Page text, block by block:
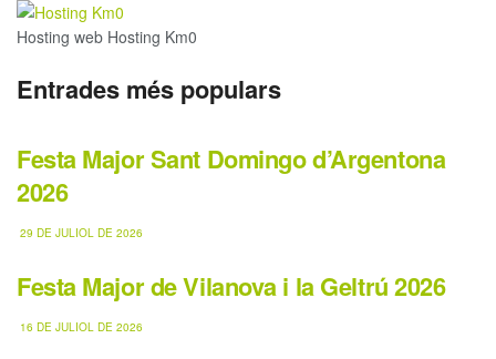
Hosting web Hosting Km0
Entrades més populars
Festa Major Sant Domingo d’Argentona
2026
29 DE JULIOL DE 2026
Festa Major de Vilanova i la Geltrú 2026
16 DE JULIOL DE 2026